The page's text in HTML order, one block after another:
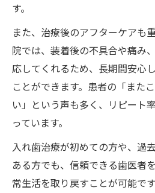
す。
また、治療後のアフターケアも
院では、装着後の不具合や痛み
応してくれるため、長期間安心
ことができます。患者の「また
い」という声も多く、リピート
っています。
入れ歯治療が初めての方や、過
ある方でも、信頼できる歯医者
常生活を取り戻すことが可能で